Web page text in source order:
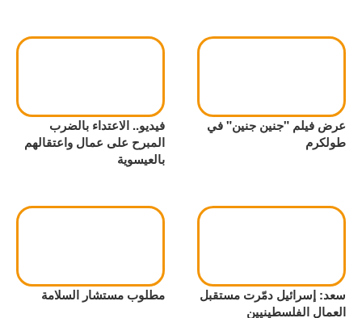
عرض فيلم "جنين جنين" في
طولكرم
فيديو.. الاعتداء بالضرب
المبرح على عمال واعتقالهم
بالعيسوية
سعد: إسرائيل دمّرت مستقبل
العمال الفلسطينيين
مطلوب مستشار السلامة